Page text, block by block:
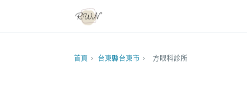
首頁 › 台東縣台東市 › 方眼科診所